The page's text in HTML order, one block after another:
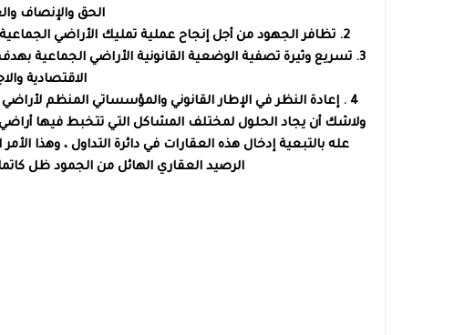
الحق والإنصاف
2. تظافر الجهود من أجل إنجاح عملية تمليك الأراضي الجماعية داخل دوائر الري لفائدة دوي الحقوق مع مجانية هذه التمليك.
3. تسريع وثيرة تصفية الوضعية القانونية الأراضي الجماعية
الاقتصادية
4 . إعادة النظر في الإطار القانوني والمؤسساتي المنظم لأراضي الجماعية وتبسيط المساطر لتدبير أنجع لهذا الرصيد العقاري.
ولاشك أن يجاد الحلول لمختلف المشاكل التي تتخبط فيها
عله بالتبعية إدخال هذه العقارات في دائرة التداول ، وهذا
الرصيد العقاري الهائل من الجمود ظل